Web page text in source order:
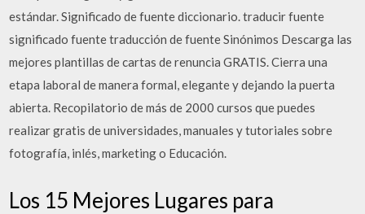
estándar. Significado de fuente diccionario. traducir fuente
significado fuente traducción de fuente Sinónimos Descarga las
mejores plantillas de cartas de renuncia GRATIS. Cierra una
etapa laboral de manera formal, elegante y dejando la puerta
abierta. Recopilatorio de más de 2000 cursos que puedes
realizar gratis de universidades, manuales y tutoriales sobre
fotografía, inlés, marketing o Educación.
Los 15 Mejores Lugares para